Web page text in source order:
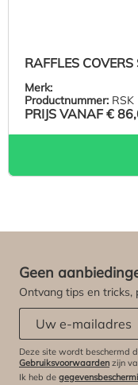
RAFFLES
Merk:
Productnummer: RSK
PRIJS VANAF €
Geen
Ontvang tips en tricks,
Deze site wordt beschermd
Gebruiksvoorwaarden zijn
Ik heb de